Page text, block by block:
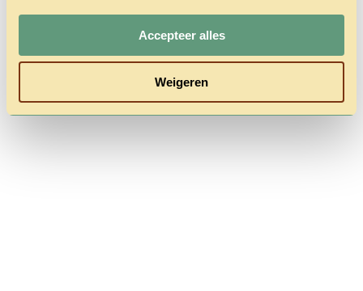
Accepteer alles
Weigeren
Follow us